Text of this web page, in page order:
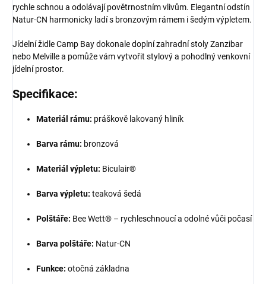
rychle schnou a odolávají povětrnostním vlivům. Elegantní odstín
Natur-CN harmonicky ladí s bronzovým rámem i šedým výpletem.
Jídelní židle Camp Bay dokonale doplní zahradní stoly Zanzibar
nebo Melville a pomůže vám vytvořit stylový a pohodlný venkovní
jídelní prostor.
Specifikace:
Materiál rámu: práškově lakovaný hliník
Barva rámu: bronzová
Materiál výpletu: Biculair®
Barva výpletu: teaková šedá
Polštáře: Bee Wett® – rychleschnoucí a odolné vůči počasí
Barva polštáře: Natur-CN
Funkce: otočná základna